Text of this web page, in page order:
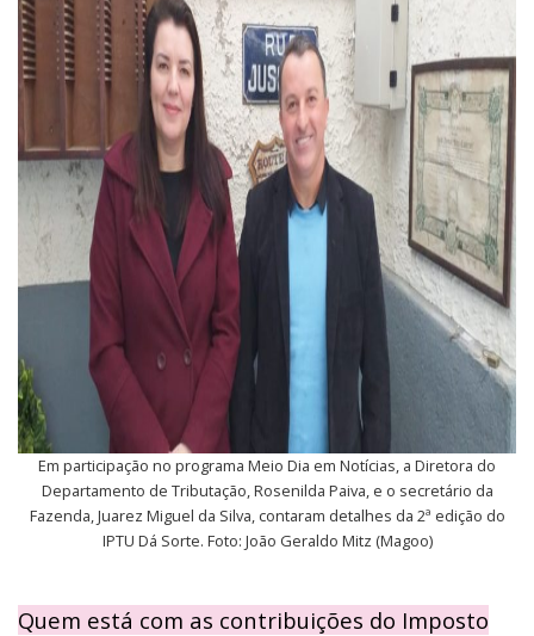
Em participação no programa Meio Dia em Notícias, a Diretora do
Departamento de Tributação, Rosenilda Paiva, e o secretário da
Fazenda, Juarez Miguel da Silva, contaram detalhes da 2ª edição do
IPTU Dá Sorte. Foto: João Geraldo Mitz (Magoo)
Quem está com as contribuições do Imposto